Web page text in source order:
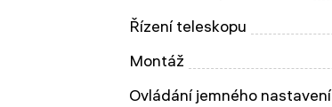
Řízení teleskopu
Montáž
Ovládání jemného nastavení